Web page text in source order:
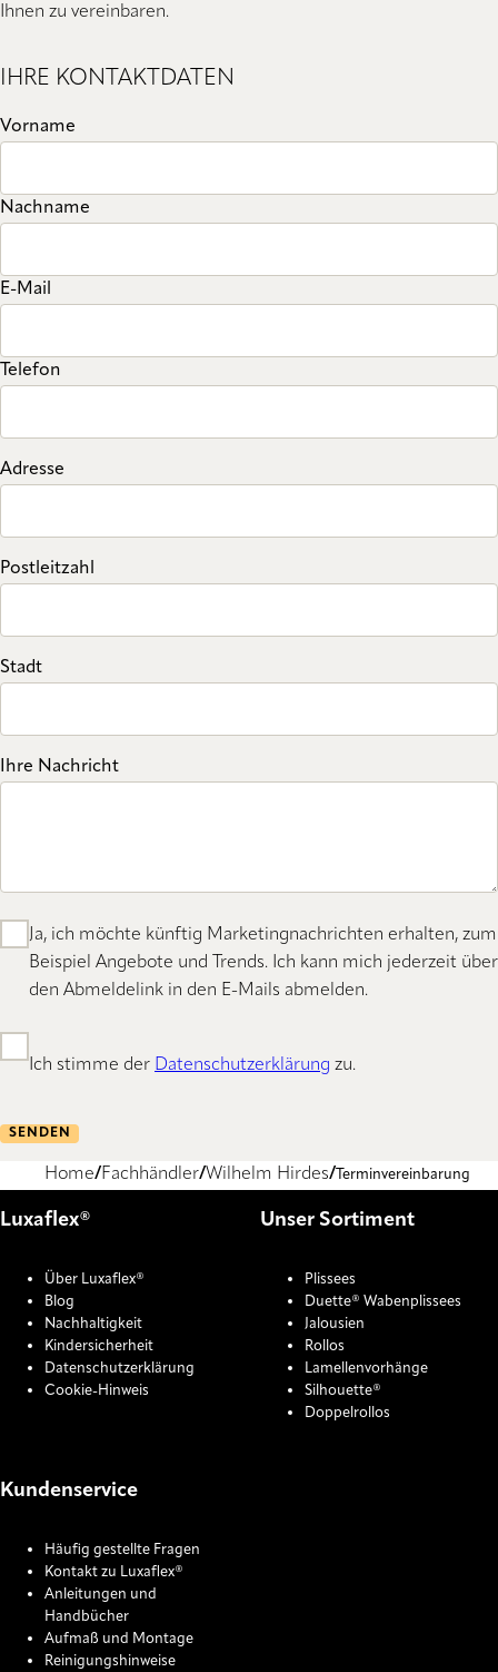
Ihnen zu vereinbaren.
IHRE KONTAKTDATEN
Vorname
Nachname
E-Mail
Telefon
Adresse
Postleitzahl
Stadt
Ihre Nachricht
Ja, ich möchte künftig Marketingnachrichten erhalten, zum
Beispiel Angebote und Trends. Ich kann mich jederzeit über
den Abmeldelink in den E-Mails abmelden.
Ich stimme der Datenschutzerklärung zu.
SENDEN
Home Fachhändler Wilhelm Hirdes Terminvereinbarung
Luxaflex®
Über Luxaflex®
Blog
Nachhaltigkeit
Kindersicherheit
Datenschutzerklärung
Cookie-Hinweis
Unser Sortiment
Plissees
Duette® Wabenplissees
Jalousien
Rollos
Lamellenvorhänge
Silhouette®
Doppelrollos
Kundenservice
Häufig gestellte Fragen
Kontakt zu Luxaflex®
Anleitungen und
Handbücher
Aufmaß und Montage
Reinigungshinweise